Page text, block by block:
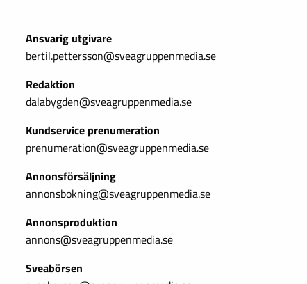
Ansvarig utgivare
bertil.pettersson@sveagruppenmedia.se
Redaktion
dalabygden@sveagruppenmedia.se
Kundservice prenumeration
prenumeration@sveagruppenmedia.se
Annonsförsäljning
annonsbokning@sveagruppenmedia.se
Annonsproduktion
annons@sveagruppenmedia.se
Sveabörsen